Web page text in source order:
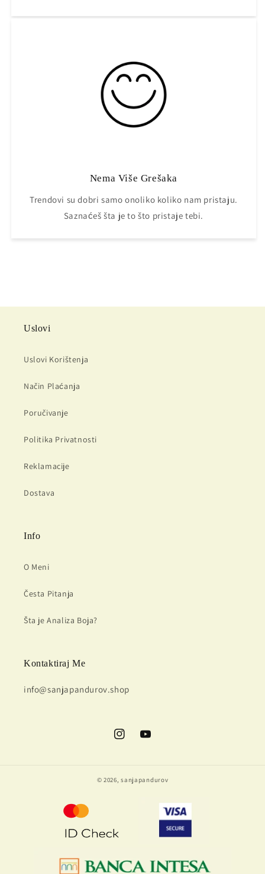
Nema Više Grešaka
Trendovi su dobri samo onoliko koliko nam pristaju.
Saznaćeš šta je to što pristaje tebi.
Uslovi
Uslovi Korištenja
Način Plaćanja
Poručivanje
Politika Privatnosti
Reklamacije
Dostava
Info
O Meni
Česta Pitanja
Šta je Analiza Boja?
Kontaktiraj Me
info@sanjapandurov.shop
InstagramYouTube
© 2026,sanjapandurov